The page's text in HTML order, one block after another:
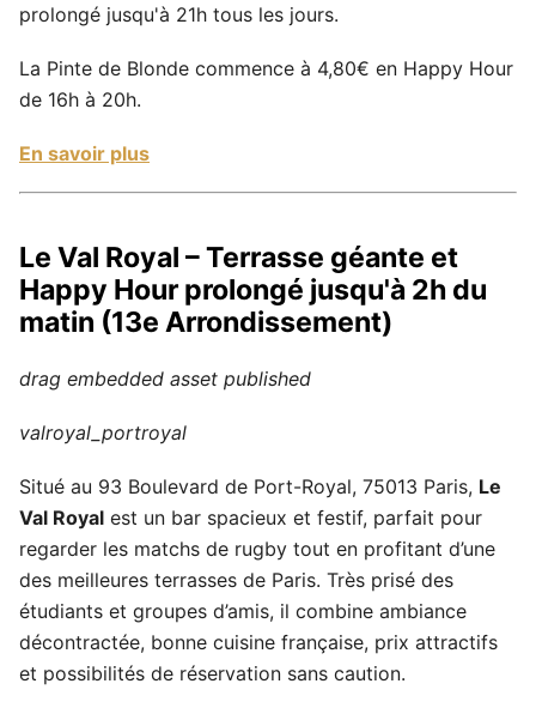
prolongé jusqu'à 21h tous les jours.
La Pinte de Blonde commence à 4,80€ en Happy Hour
de 16h à 20h.
En savoir plus
Le Val Royal – Terrasse géante et
Happy Hour prolongé jusqu'à 2h du
matin (13e Arrondissement)
drag embedded asset published
valroyal_portroyal
Situé au 93 Boulevard de Port-Royal, 75013 Paris, Le
Val Royal est un bar spacieux et festif, parfait pour
regarder les matchs de rugby tout en profitant d’une
des meilleures terrasses de Paris. Très prisé des
étudiants et groupes d’amis, il combine ambiance
décontractée, bonne cuisine française, prix attractifs
et possibilités de réservation sans caution.